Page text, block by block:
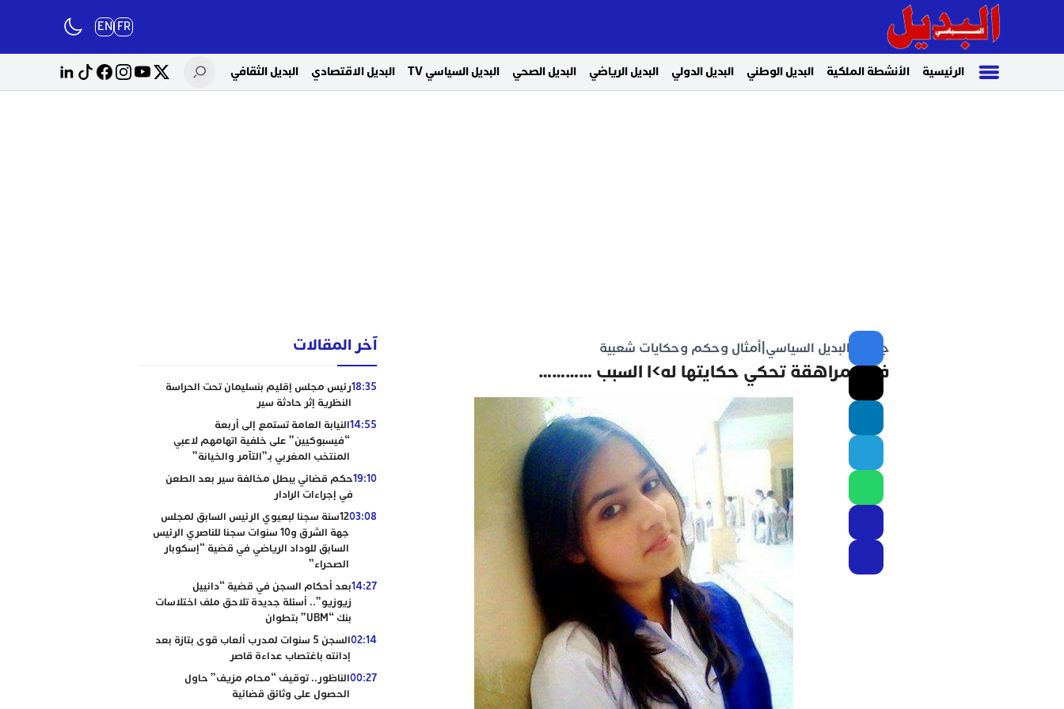
FR
EN
الرئيسية الأنشطة الملكية البديل الوطني البديل الدولي البديل الرياضي البديل الصحي البديل السياسي TV البديل الاقتصادي البديل الثقافي
جريدة البديل السياسي أمثال وحكم وحكايات شعبية
فتاة مراهقة تحكي حكايتها له>ا السبب …………
آخر المقالات
18:35رئيس مجلس إقليم بنسليمان تحت الحراسة
النظرية إثر حادثة سير
14:55النيابة العامة تستمع إلى أربعة
“فيسبوكيين” على خلفية اتهامهم لاعبي
المنتخب المغربي بـ”التآمر والخيانة”
19:10حكم قضائي يبطل مخالفة سير بعد الطعن
في إجراءات الرادار
03:08
12سنة سجنا لبعيوي الرئيس السابق لمجلس
جهة الشرق و10 سنوات سجنا للناصري الرئيس
السابق للوداد الرياضي في قضية “إسكوبار
الصحراء”
14:27بعد أحكام السجن في قضية “دانييل
زيوزيو”.. أسئلة جديدة تلاحق ملف اختلاسات
بنك “UBM” بتطوان
02:14
السجن 5 سنوات لمدرب ألعاب قوى بتازة بعد
إدانته باغتصاب عداءة قاصر
00:27الناظور.. توقيف “محام مزيف” حاول
الحصول على وثائق قضائية